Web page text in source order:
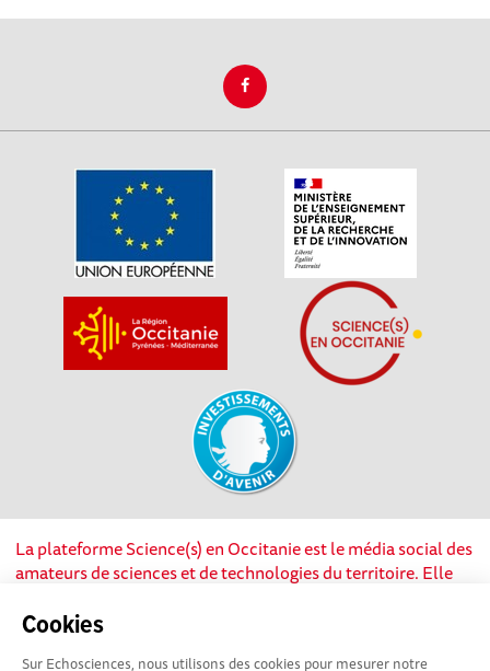
Cookies
Sur Echosciences, nous utilisons des cookies pour mesurer notre
La plateforme Science(s) en Occitanie est le média social des
amateurs de sciences et de technologies du territoire. Elle
soutien de nombreux acteurs locaux. Ce projet est cofinancé